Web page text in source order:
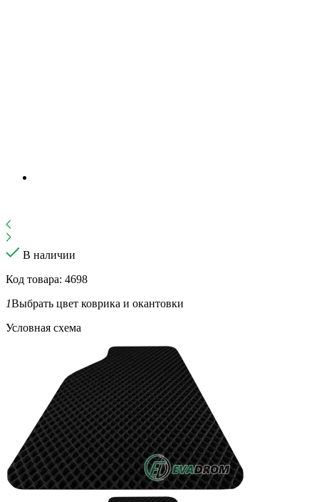
В наличии
Код товара: 4698
1Выбрать цвет коврика и окантовки
Условная схема